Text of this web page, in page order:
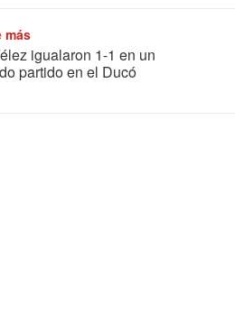
más
igualaron 1-1 en un
partido en el Ducó